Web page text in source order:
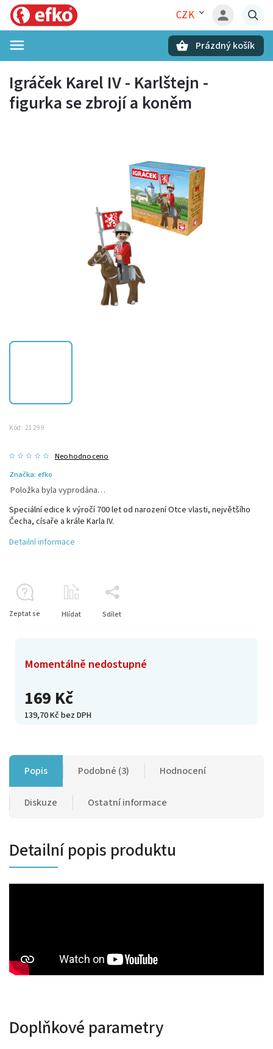
CZK
Prázdný košík
Igráček Karel IV - Karlštejn -
figurka se zbrojí a koněm
Kód: 21299
Neohodnoceno
Značka: efko
169 Kč
139,70 Kč bez DPH
Momentálně nedostupné
Položka byla vyprodána…
Speciální edice k výročí 700 let od narození Otce vlasti, největšího
Čecha, císaře a krále Karla IV.
Detailní informace
Zeptat se Hlídat Sdílet
Popis Podobné (3) Hodnocení
Diskuze Ostatní informace
Detailní popis produktu
Doplňkové parametry